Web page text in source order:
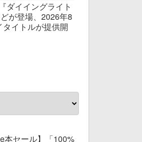
ダイイングライト
が登場、2026年8
イトルが提供開
本セール】「100%